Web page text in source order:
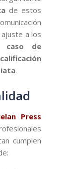
de estos
a los
caso de
.
Press
cumplen